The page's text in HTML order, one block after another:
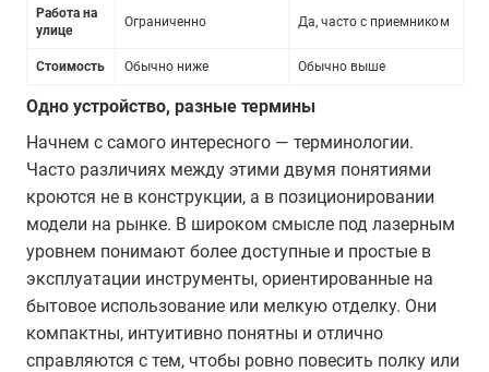
Работа на
улице
Ограниченно Да, часто с приемником
Стоимость Обычно ниже Обычно выше
Одно устройство, разные термины
Начнем с самого интересного — терминологии.
Часто различиях между этими двумя понятиями
кроются не в конструкции, а в позиционировании
модели на рынке. В широком смысле под лазерным
уровнем понимают более доступные и простые в
эксплуатации инструменты, ориентированные на
бытовое использование или мелкую отделку. Они
компактны, интуитивно понятны и отлично
справляются с тем, чтобы ровно повесить полку или